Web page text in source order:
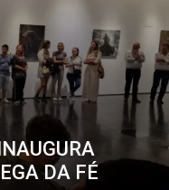
DA FÉ